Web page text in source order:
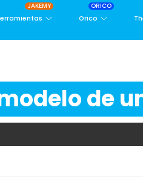
JAKEMY
Orico
ORICO
de